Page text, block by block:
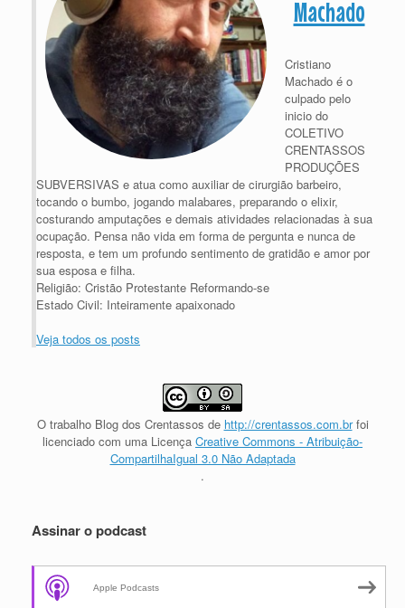
Machado
Cristiano
Machado é o
culpado pelo
inicio do
COLETIVO
CRENTASSOS
PRODUÇÕES
SUBVERSIVAS e atua como auxiliar de cirurgião barbeiro,
tocando o bumbo, jogando malabares, preparando o elixir,
costurando amputações e demais atividades relacionadas à sua
ocupação. Pensa não vida em forma de pergunta e nunca de
resposta, e tem um profundo sentimento de gratidão e amor por
sua esposa e filha.
Religião: Cristão Protestante Reformando-se
Estado Civil: Inteiramente apaixonado
Veja todos os posts
O trabalho Blog dos Crentassos de http://crentassos.com.brfoi
licenciado com uma Licença Creative Commons - Atribuição-
CompartilhaIgual 3.0 Não Adaptada
.
Assinar o podcast
Apple Podcasts